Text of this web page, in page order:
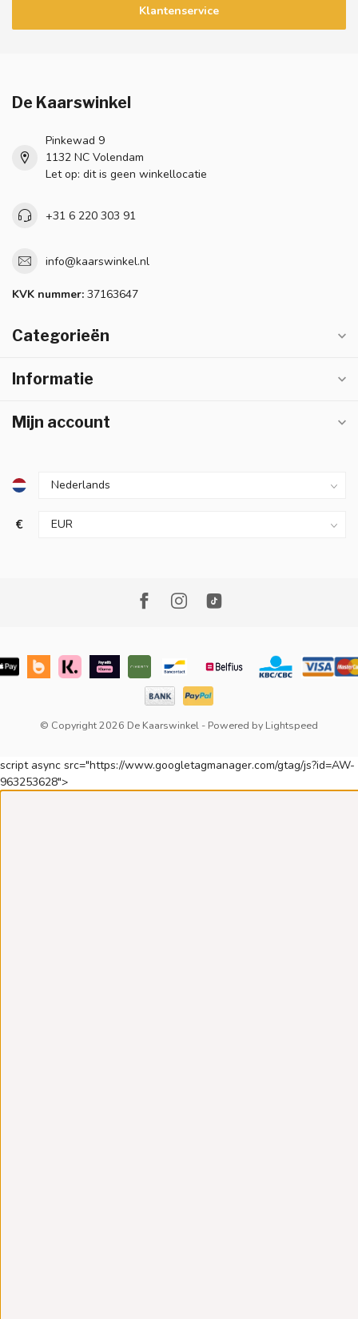
Klantenservice
De Kaarswinkel
Pinkewad 9
1132 NC Volendam
Let op: dit is geen winkellocatie
+31 6 220 303 91
info@kaarswinkel.nl
KVK nummer: 37163647
Categorieën
Informatie
Mijn account
€
© Copyright 2026 De Kaarswinkel - Powered by Lightspeed
script async src="https://www.googletagmanager.com/gtag/js?id=AW-
963253628">